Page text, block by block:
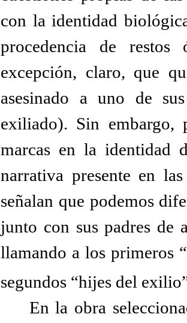
con la identidad
procedencia de restos
excepción, claro, que
asesinado a uno de
exiliado). Sin embargo,
marcas en la identidad
narrativa presente en
señalan que podemos
junto con sus padres de
llamando a los primeros
segundos “hijes del
En la obra